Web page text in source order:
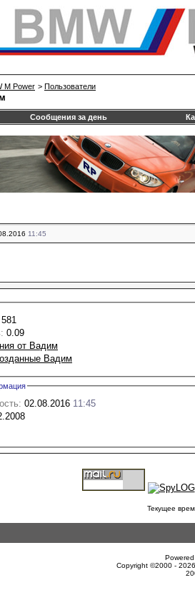
M Power > Пользователи
Сообщения за день
11:45
581
0.09
от Вадим
Вадим
02.08.2016 11:45
Текущее
Copyright ©2000 -